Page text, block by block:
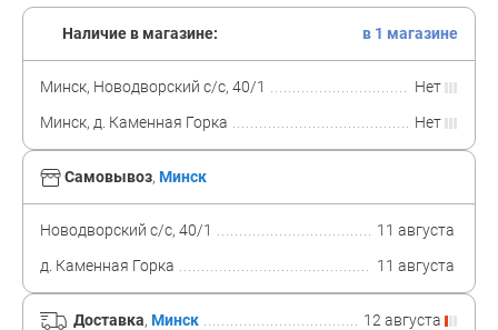
Самовывоз, Минск
Новодворский с/с, 40/1
11 августа
д. Каменная Горка
11 августа
Доставка, Минск 12 августа
Наличие в магазине: в 1 магазине
Минск, Новодворский с/с, 40/1
Нет
Минск, д. Каменная Горка
Нет